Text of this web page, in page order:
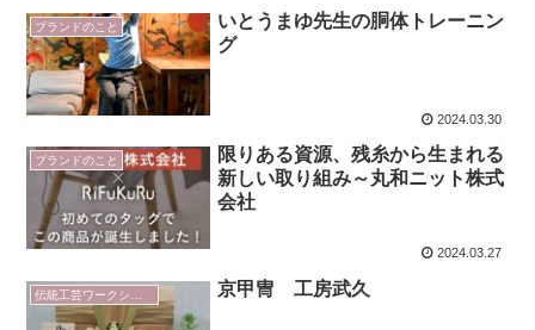
ブランドのこと
いとうまゆ先生の胴体トレーニン
グ
2024.03.30
ブランドのこと
限りある資源、残糸から生まれる
新しい取り組み～丸和ニット株式
会社
2024.03.27
京甲冑 工房武久